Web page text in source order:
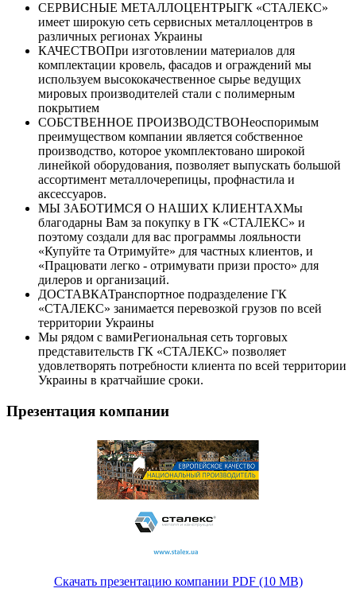
СЕРВИСНЫЕ МЕТАЛЛОЦЕНТРЫГК «СТАЛЕКС»
имеет широкую сеть сервисных металлоцентров в
различных регионах Украины
КАЧЕСТВОПри изготовлении материалов для
комплектации кровель, фасадов и ограждений мы
используем высококачественное сырье ведущих
мировых производителей стали с полимерным
покрытием
СОБСТВЕННОЕ ПРОИЗВОДСТВОНеоспоримым
преимуществом компании является собственное
производство, которое укомплектовано широкой
линейкой оборудования, позволяет выпускать большой
ассортимент металлочерепицы, профнастила и
аксессуаров.
МЫ ЗАБОТИМСЯ О НАШИХ КЛИЕНТАХМы
благодарны Вам за покупку в ГК «СТАЛЕКС» и
поэтому создали для вас программы лояльности
«Купуйте та Отримуйте» для частных клиентов, и
«Працювати легко - отримувати призи просто» для
дилеров и организаций.
ДОСТАВКАТранспортное подразделение ГК
«СТАЛЕКС» занимается перевозкой грузов по всей
территории Украины
Мы рядом с вамиРегиональная сеть торговых
представительств ГК «СТАЛЕКС» позволяет
удовлетворять потребности клиента по всей территории
Украины в кратчайшие сроки.
Презентация компании
Скачать презентацию компании PDF (10 MB)